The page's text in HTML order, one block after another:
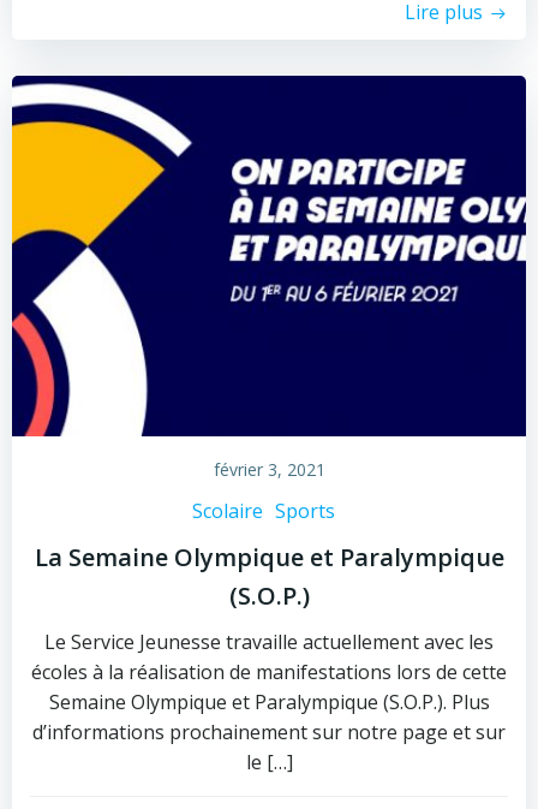
Lire plus
février 3, 2021
Scolaire Sports
La Semaine Olympique et Paralympique
(S.O.P.)
Le Service Jeunesse travaille actuellement avec les
écoles à la réalisation de manifestations lors de cette
Semaine Olympique et Paralympique (S.O.P.). Plus
d’informations prochainement sur notre page et sur
le […]